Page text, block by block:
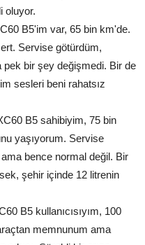
oluyor.
B5'im var, 65 bin km'de.
Servise götürdüm,
pek bir şey değişmedi. Bir de
sesleri beni rahatsız
B5 sahibiyim, 75 bin
yaşıyorum. Servise
bence normal değil. Bir
şehir içinde 12 litrenin
B5 kullanıcısıyım, 100
memnunum ama